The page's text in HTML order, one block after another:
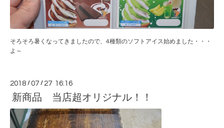
そろそろ暑くなってきましたので、4種類のソフトアイス始めました・・・
よ～
2018 /07 / 27 16:16
新商品 当店超オリジナル！！